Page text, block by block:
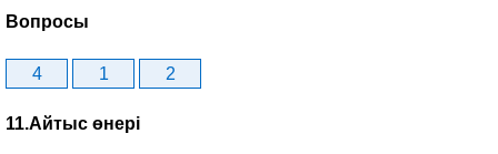
Вопросы
4 1 2
11.Айтыс өнері